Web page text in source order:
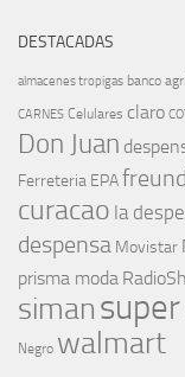
DESTACADAS
almacenes tropigas banco
CARNES Celulares claro
Don Juan
Ferreteria EPAfreund
curacao la
despensa Movistar
prisma moda
siman
Negro walmart